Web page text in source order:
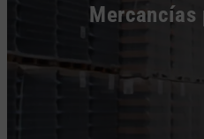
Mercancías